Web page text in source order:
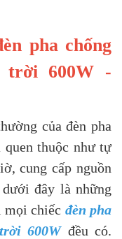
pha chống
trời 600W -
của đèn pha
thuộc như tự
cung cấp nguồn
đây là những
mọi chiếc đèn pha
600Wđều có.